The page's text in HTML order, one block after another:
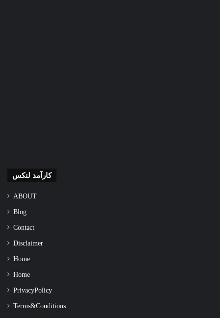
کارآمد لنکس
ABOUT
Blog
Contact
Disclaimer
Home
Home
Privacy Policy
Terms & Conditions